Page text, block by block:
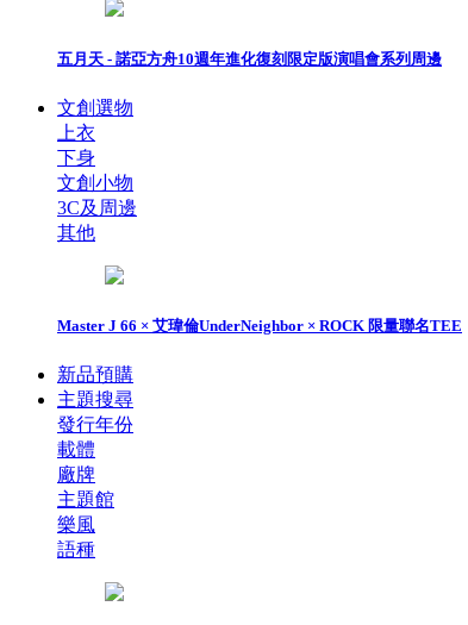
五月天 - 諾亞方舟10週年進化復刻限定版演唱會系列周邊
文創選物
上衣
下身
文創小物
3C及周邊
其他
Master J 66 × 艾瑋倫UnderNeighbor × ROCK 限量聯名TEE
新品預購
主題搜尋
發行年份
載體
廠牌
主題館
樂風
語種